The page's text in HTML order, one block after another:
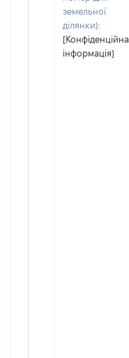
земельної
ділянки):
[Конфіденційна
інформація]